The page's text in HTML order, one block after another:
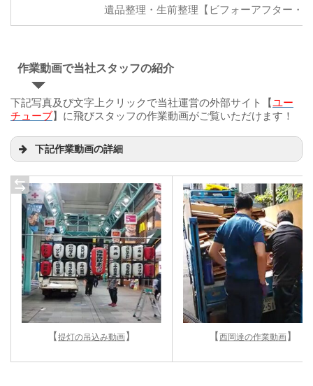
遺品整理・生前整理【ビフォーアフター・
作業動画で当社スタッフの紹介
下記写真及び文字上クリックで当社運営の外部サイト【ユー
チューブ】に飛びスタッフの作業動画がご覧いただけます！
下記作業動画の詳細
【提灯の吊込み動画】 【西岡達の作業動画】